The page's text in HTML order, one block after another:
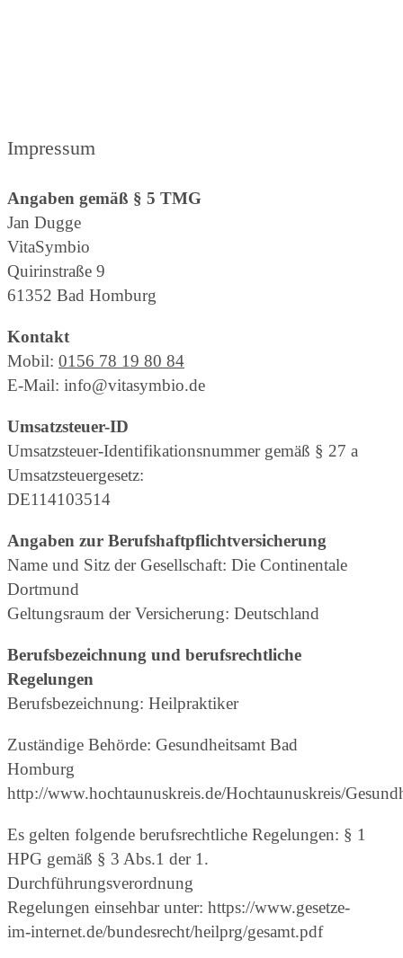
Impressum
Angaben gemäß § 5 TMG
Jan Dugge
VitaSymbio
Quirinstraße 9
61352 Bad Homburg
Kontakt
Mobil: 0156 78 19 80 84
E-Mail: info@vitasymbio.de
Umsatzsteuer-ID
Umsatzsteuer-Identifikationsnummer gemäß § 27 a
Umsatzsteuergesetz:
DE114103514
Angaben zur Berufshaftpflichtversicherung
Name und Sitz der Gesellschaft: Die Continentale
Dortmund
Geltungsraum der Versicherung: Deutschland
Berufsbezeichnung und berufsrechtliche
Regelungen
Berufsbezeichnung: Heilpraktiker
Zuständige Behörde: Gesundheitsamt Bad
Homburg
http://www.hochtaunuskreis.de/Hochtaunuskreis/
Es gelten folgende berufsrechtliche Regelungen: § 1
HPG gemäß § 3 Abs.1 der 1.
Durchführungsverordnung
Regelungen einsehbar unter: https://www.gesetze-
im-internet.de/bundesrecht/heilprg/gesamt.pdf